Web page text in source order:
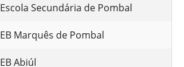
Escola Secundária de Pombal
EB Marquês de Pombal
EB Abiúl